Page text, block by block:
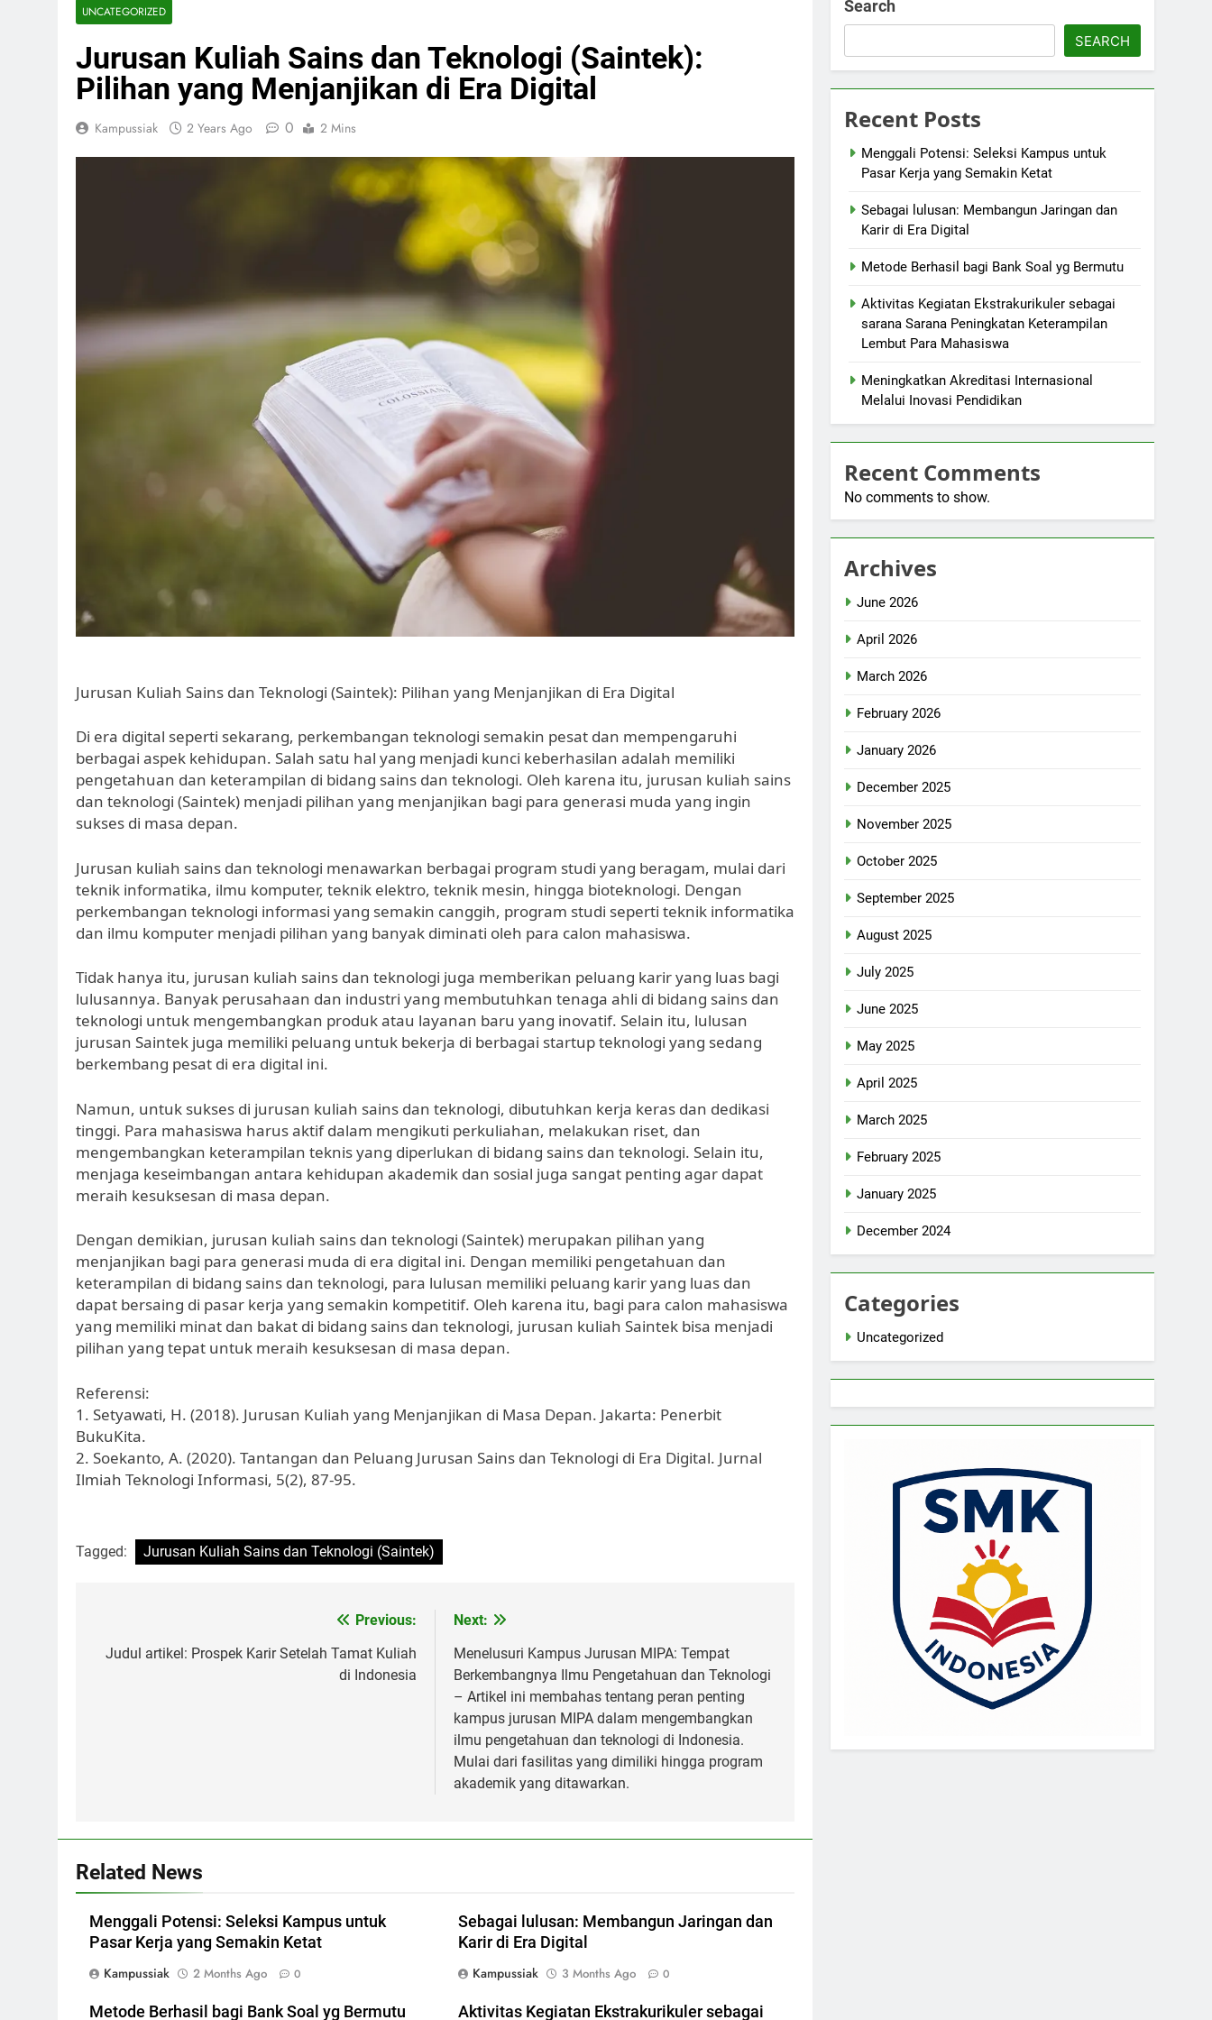
UNCATEGORIZED
Jurusan Kuliah Sains dan Teknologi (Saintek):
Pilihan yang Menjanjikan di Era Digital
Kampussiak 2 Years Ago 0 2 Mins
Jurusan Kuliah Sains dan Teknologi (Saintek): Pilihan yang Menjanjikan di Era Digital
Di era digital seperti sekarang, perkembangan teknologi semakin pesat dan mempengaruhi
berbagai aspek kehidupan. Salah satu hal yang menjadi kunci keberhasilan adalah memiliki
pengetahuan dan keterampilan di bidang sains dan teknologi. Oleh karena itu, jurusan kuliah sains
dan teknologi (Saintek) menjadi pilihan yang menjanjikan bagi para generasi muda yang ingin
sukses di masa depan.
Jurusan kuliah sains dan teknologi menawarkan berbagai program studi yang beragam, mulai dari
teknik informatika, ilmu komputer, teknik elektro, teknik mesin, hingga bioteknologi. Dengan
perkembangan teknologi informasi yang semakin canggih, program studi seperti teknik informatika
dan ilmu komputer menjadi pilihan yang banyak diminati oleh para calon mahasiswa.
Tidak hanya itu, jurusan kuliah sains dan teknologi juga memberikan peluang karir yang luas bagi
lulusannya. Banyak perusahaan dan industri yang membutuhkan tenaga ahli di bidang sains dan
teknologi untuk mengembangkan produk atau layanan baru yang inovatif. Selain itu, lulusan
jurusan Saintek juga memiliki peluang untuk bekerja di berbagai startup teknologi yang sedang
berkembang pesat di era digital ini.
Namun, untuk sukses di jurusan kuliah sains dan teknologi, dibutuhkan kerja keras dan dedikasi
tinggi. Para mahasiswa harus aktif dalam mengikuti perkuliahan, melakukan riset, dan
mengembangkan keterampilan teknis yang diperlukan di bidang sains dan teknologi. Selain itu,
menjaga keseimbangan antara kehidupan akademik dan sosial juga sangat penting agar dapat
meraih kesuksesan di masa depan.
Dengan demikian, jurusan kuliah sains dan teknologi (Saintek) merupakan pilihan yang
menjanjikan bagi para generasi muda di era digital ini. Dengan memiliki pengetahuan dan
keterampilan di bidang sains dan teknologi, para lulusan memiliki peluang karir yang luas dan
dapat bersaing di pasar kerja yang semakin kompetitif. Oleh karena itu, bagi para calon mahasiswa
yang memiliki minat dan bakat di bidang sains dan teknologi, jurusan kuliah Saintek bisa menjadi
pilihan yang tepat untuk meraih kesuksesan di masa depan.
Referensi:
1. Setyawati, H. (2018). Jurusan Kuliah yang Menjanjikan di Masa Depan. Jakarta: Penerbit
BukuKita.
2. Soekanto, A. (2020). Tantangan dan Peluang Jurusan Sains dan Teknologi di Era Digital. Jurnal
Ilmiah Teknologi Informasi, 5(2), 87-95.
Tagged: Jurusan Kuliah Sains dan Teknologi (Saintek)
navigation
Previous:
Judul artikel: Prospek Karir Setelah Tamat Kuliah
di Indonesia
Next:
Menelusuri Kampus Jurusan MIPA: Tempat
Berkembangnya Ilmu Pengetahuan dan Teknologi
– Artikel ini membahas tentang peran penting
kampus jurusan MIPA dalam mengembangkan
ilmu pengetahuan dan teknologi di Indonesia.
Mulai dari fasilitas yang dimiliki hingga program
akademik yang ditawarkan.
Related News
Menggali Potensi: Seleksi Kampus untuk
Pasar Kerja yang Semakin Ketat
Kampussiak
2 Months Ago 0
Sebagai lulusan: Membangun Jaringan dan
Karir di Era Digital
Kampussiak
3 Months Ago 0
Metode Berhasil bagi Bank Soal yg Bermutu Aktivitas Kegiatan Ekstrakurikuler sebagai
Search
SEARCH
Recent Posts
Menggali Potensi: Seleksi Kampus untuk
Pasar Kerja yang Semakin Ketat
Sebagai lulusan: Membangun Jaringan dan
Karir di Era Digital
Metode Berhasil bagi Bank Soal yg Bermutu
Aktivitas Kegiatan Ekstrakurikuler sebagai
sarana Sarana Peningkatan Keterampilan
Lembut Para Mahasiswa
Meningkatkan Akreditasi Internasional
Melalui Inovasi Pendidikan
Recent Comments
No comments to show.
Archives
June 2026
April 2026
March 2026
February 2026
January 2026
December 2025
November 2025
October 2025
September 2025
August 2025
July 2025
June 2025
May 2025
April 2025
March 2025
February 2025
January 2025
December 2024
Categories
Uncategorized